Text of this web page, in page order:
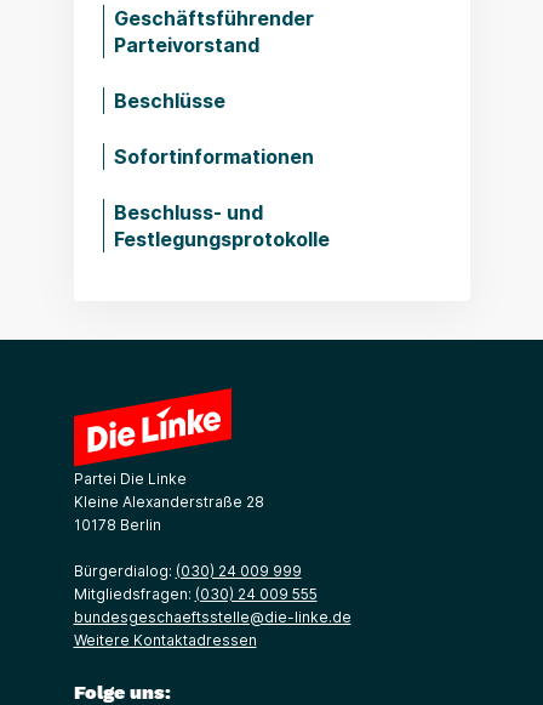
Geschäftsführender
Parteivorstand
Beschlüsse
Sofortinformationen
Beschluss- und
Festlegungsprotokolle
Partei Die Linke
Kleine Alexanderstraße 28
10178 Berlin
Bürgerdialog: (030) 24 009 999
Mitgliedsfragen: (030) 24 009 555
bundesgeschaeftsstelle@die-linke.de
Weitere Kontaktadressen
Folge uns: